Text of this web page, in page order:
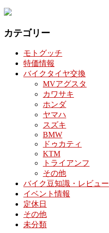
カテゴリー
モトグッチ
特価情報
バイクタイヤ交換
MVアグスタ
カワサキ
ホンダ
ヤマハ
スズキ
BMW
ドゥカティ
KTM
トライアンフ
その他
バイク豆知識・レビュー
イベント情報
定休日
その他
未分類